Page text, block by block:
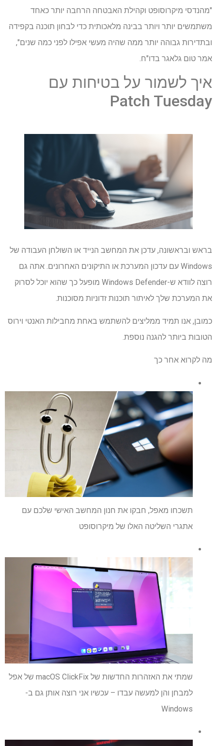
"מהנדסי מיקרוסופט וקהילת האבטחה הרחבה יותר כאחד
משתמשים יותר ויותר בבינה מלאכותית כדי לבחון תוכנה בקפידה
ובתדירות גבוהה יותר ממה שהיה מעשי אפילו לפני כמה שנים",
אמר טום גלאגר בדו"ח.
איך לשמור על בטיחות עם
Patch Tuesday
בראש ובראשונה, עדכן את המחשב הנייד או השולחן העבודה של
Windows עם עדכון המערכת או התיקונים האחרונים. אתה גם
רוצה לוודא ש-Windows Defender מופעל כך שהוא יוכל לסרוק
את המערכת שלך לאיתור תוכנות זדוניות מסוכנות.
כמובן, אנו תמיד ממליצים להשתמש באחת מחבילות האנטי וירוס
הטובות ביותר להגנה נוספת.
מה לקרוא אחר כך
תשכחו מאפל, חבקו את חנון המחשב האישי שלכם עם
אתגרי השליטה האלו של מיקרוסופט
שמתי את האזהרות החדשות של macOS ClickFix של אפל
למבחן והן למעשה עבדו – עכשיו אני רוצה אותן גם ב-
Windows